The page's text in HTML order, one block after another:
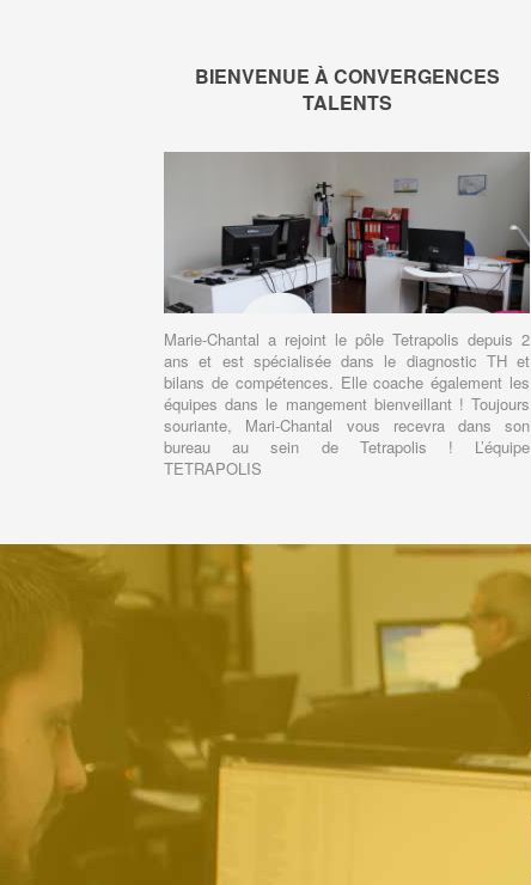
BIENVENUE À CONVERGENCES
TALENTS
Marie-Chantal a rejoint le pôle Tetrapolis depuis 2
ans et est spécialisée dans le diagnostic TH et
bilans de compétences. Elle coache également les
équipes dans le mangement bienveillant ! Toujours
souriante, Mari-Chantal vous recevra dans son
bureau au sein de Tetrapolis ! L’équipe
TETRAPOLIS